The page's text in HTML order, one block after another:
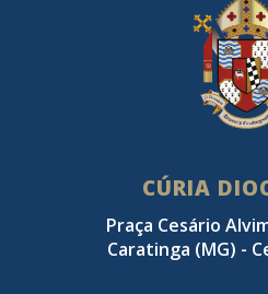
CÚRIA
Praça Cesário
Caratinga (MG) -